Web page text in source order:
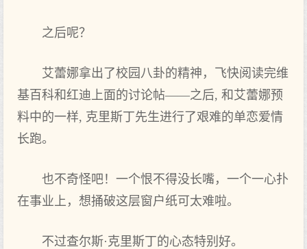
之后呢？
艾蕾娜拿出了校园八卦的精神，飞快阅读完维
基百科和红迪上面的讨论帖——之后, 和艾蕾娜预
料中的一样, 克里斯丁先生进行了艰难的单恋爱情
长跑。
也不奇怪吧！一个恨不得没长嘴，一个一心扑
在事业上，想捅破这层窗户纸可太难啦。
不过查尔斯·克里斯丁的心态特别好。